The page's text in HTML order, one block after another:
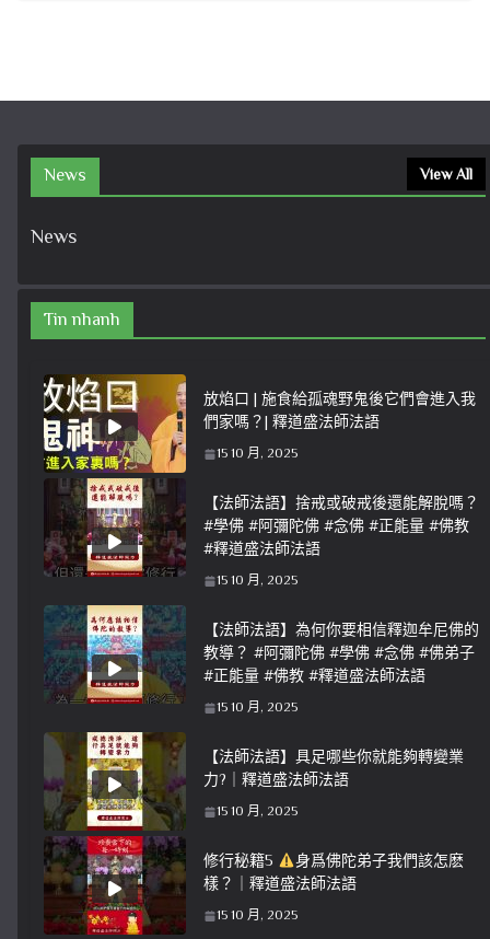
News View All
News
Tin nhanh
放焰口 | 施食給孤魂野鬼後它們會進入我
們家嗎？| 釋道盛法師法語
15 10 月, 2025
【法師法語】捨戒或破戒後還能解脫嗎？
#學佛 #阿彌陀佛 #念佛 #正能量 #佛教
#釋道盛法師法語
15 10 月, 2025
【法師法語】為何你要相信釋迦牟尼佛的
教導？ #阿彌陀佛 #學佛 #念佛 #佛弟子
#正能量 #佛教 #釋道盛法師法語
15 10 月, 2025
【法師法語】具足哪些你就能夠轉變業
力?｜釋道盛法師法語
15 10 月, 2025
修行秘籍5
身爲佛陀弟子我們該怎麽
樣？｜釋道盛法師法語
15 10 月, 2025